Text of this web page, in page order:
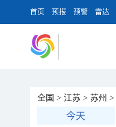
首页 预报 预警 雷达
全国 > 江苏 > 苏州 >
今天